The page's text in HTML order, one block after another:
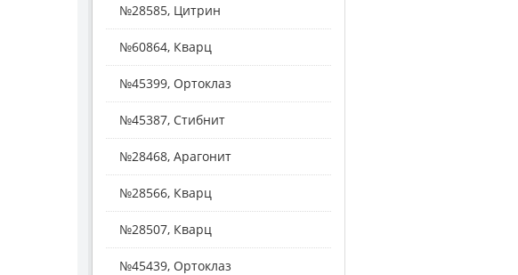
№28585, Цитрин
№60864, Кварц
№45399, Ортоклаз
№45387, Стибнит
№28468, Арагонит
№28566, Кварц
№28507, Кварц
№45439, Ортоклаз